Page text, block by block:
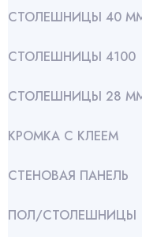
СТОЛЕШНИЦЫ 40
СТОЛЕШНИЦЫ 4100
СТОЛЕШНИЦЫ 28
КРОМКА С КЛЕЕМ
СТЕНОВАЯ ПАНЕЛЬ
ПОЛ/СТОЛЕШНИЦЫ